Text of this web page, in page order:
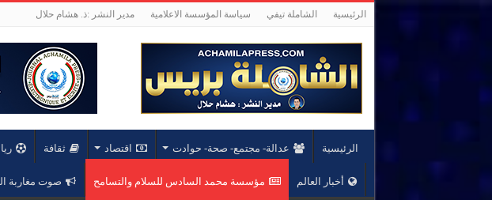
الرئيسية الشاملة تيفي سياسة المؤسسة الاعلامية مدير النشر :ذ. هشام حلال
الرئيسية عدالة- مجتمع- صحة- حوادت اقتصاد ثقافة
أخبار العالم مؤسسة محمد السادس للسلام والتسامح صوت مغاربة